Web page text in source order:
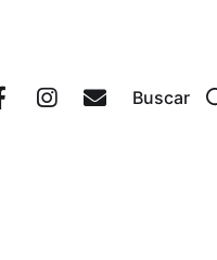
Buscar